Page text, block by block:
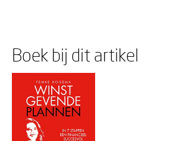
Boek bij dit artikel